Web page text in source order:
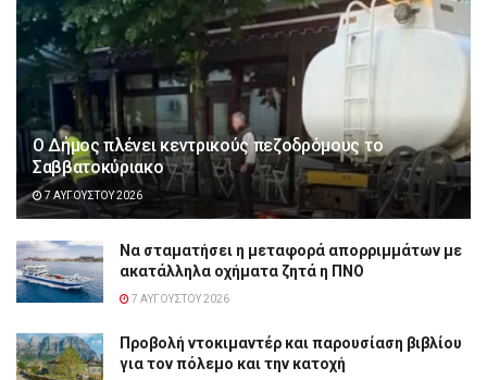
Ο Δήμος πλένει κεντρικούς πεζοδρόμους το
Σαββατοκύριακο
7 ΑΥΓΟΎΣΤΟΥ 2026
Να σταματήσει η μεταφορά απορριμμάτων με
ακατάλληλα οχήματα ζητά η ΠΝΟ
7 ΑΥΓΟΎΣΤΟΥ 2026
Προβολή ντοκιμαντέρ και παρουσίαση βιβλίου
για τον πόλεμο και την κατοχή